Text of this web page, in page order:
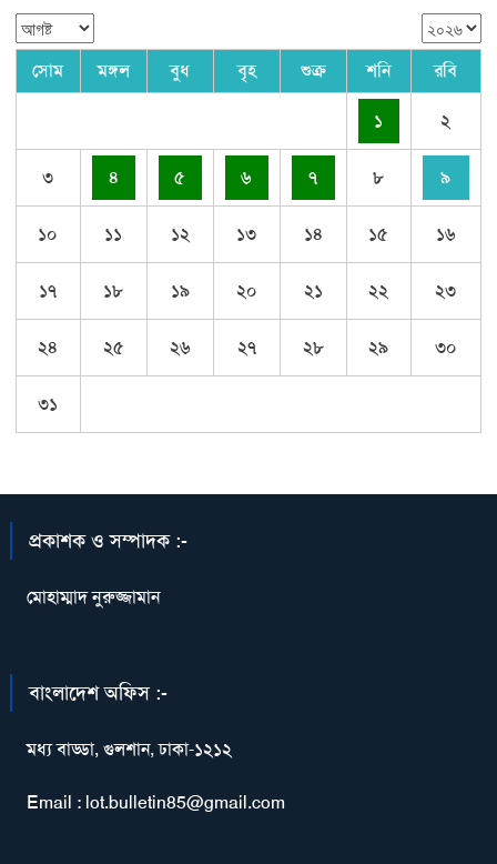
সোম মঙ্গল বুধ বৃহ শুক্র শনি রবি
১ ২
৩ ৪ ৫ ৬ ৭ ৮ ৯
১০ ১১ ১২ ১৩ ১৪ ১৫ ১৬
১৭ ১৮ ১৯ ২০ ২১ ২২ ২৩
২৪ ২৫ ২৬ ২৭ ২৮ ২৯ ৩০
৩১
প্রকাশক ও সম্পাদক :-
মোহাম্মাদ নুরুজ্জামান
বাংলাদেশ অফিস :-
মধ্য বাড্ডা, গুলশান, ঢাকা-১২১২
Email : lot.bulletin85@gmail.com